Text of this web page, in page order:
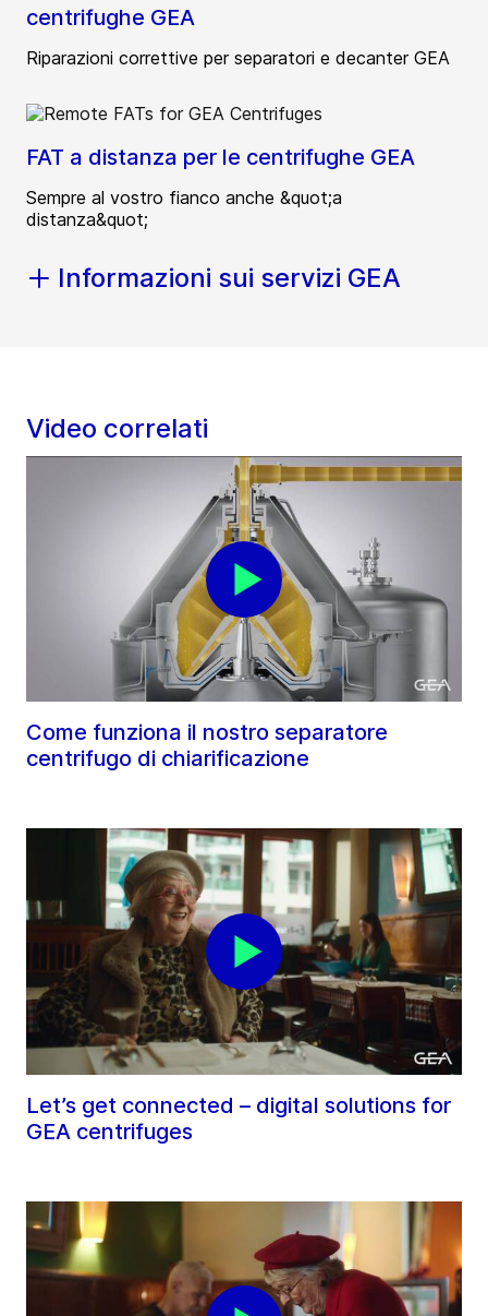
centrifughe GEA
Riparazioni correttive per separatori e decanter GEA
FAT a distanza per le centrifughe GEA
Sempre al vostro fianco anche &quot;a
distanza&quot;
Informazioni sui servizi GEA
Video correlati
Come funziona il nostro separatore
centrifugo di chiarificazione
Let’s get connected – digital solutions for
GEA centrifuges